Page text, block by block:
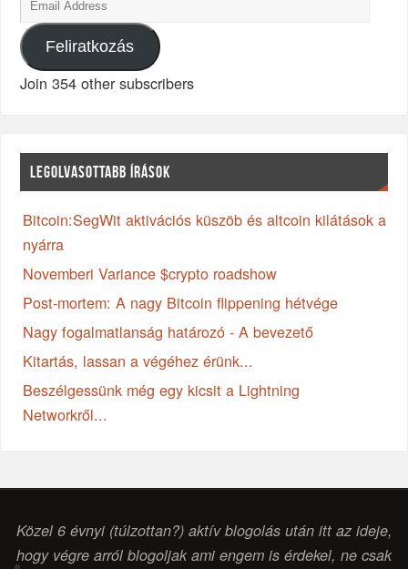
Feliratkozás
Join 354 other subscribers
LEGOLVASOTTABB ÍRÁSOK
Bitcoin:SegWit aktivációs küszöb és altcoin kilátások a
nyárra
Novemberi Variance $crypto roadshow
Post-mortem: A nagy Bitcoin flippening hétvége
Nagy fogalmatlanság határozó - A bevezető
Kitartás, lassan a végéhez érünk...
Beszélgessünk még egy kicsit a Lightning
Networkről...
Közel 6 évnyi (túlzottan?) aktív blogolás után itt az ideje,
hogy végre arról blogoljak ami engem is érdekel, ne csak